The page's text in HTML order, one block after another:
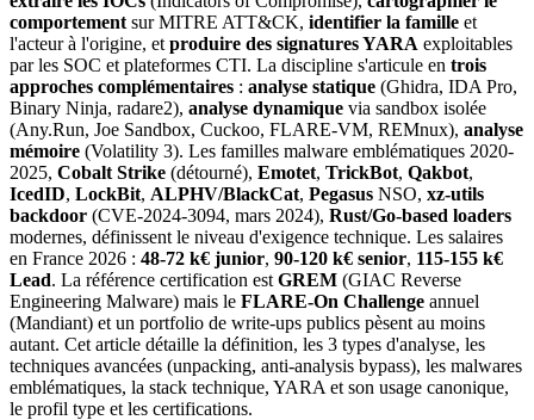
comportement sur MITRE ATT&CK, identifier la famille et
l'acteur à l'origine, et produire des signatures YARA exploitables
par les SOC et plateformes CTI. La discipline s'articule en trois
approches complémentaires : analyse statique (Ghidra, IDA Pro,
Binary Ninja, radare2), analyse dynamique via sandbox isolée
(Any.Run, Joe Sandbox, Cuckoo, FLARE-VM, REMnux), analyse
mémoire (Volatility 3). Les familles malware emblématiques 2020-
2025, Cobalt Strike (détourné), Emotet, TrickBot, Qakbot,
IcedID, LockBit, ALPHV/BlackCat, Pegasus NSO, xz-utils
backdoor (CVE-2024-3094, mars 2024), Rust/Go-based loaders
modernes, définissent le niveau d'exigence technique. Les salaires
en France 2026 : 48-72 k€ junior, 90-120 k€ senior, 115-155 k€
Lead. La référence certification est GREM (GIAC Reverse
Engineering Malware) mais le FLARE-On Challenge annuel
(Mandiant) et un portfolio de write-ups publics pèsent au moins
autant. Cet article détaille la définition, les 3 types d'analyse, les
techniques avancées (unpacking, anti-analysis bypass), les malwares
emblématiques, la stack technique, YARA et son usage canonique,
le profil type et les certifications.